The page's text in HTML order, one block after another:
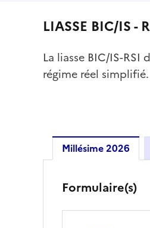
LIASSE BIC/IS -
La liasse BIC/IS-
régime réel
Millésime 2026
Millésime 2026
Formulaire(s)